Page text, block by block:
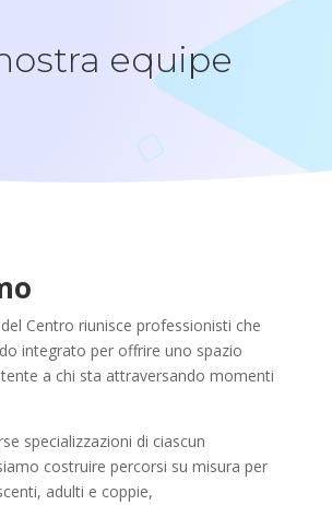
equipe
del Centro riunisce professionisti che
integrato per offrire uno spazio
a chi sta attraversando momenti
specializzazioni di ciascun
costruire percorsi su misura per
adulti e coppie,